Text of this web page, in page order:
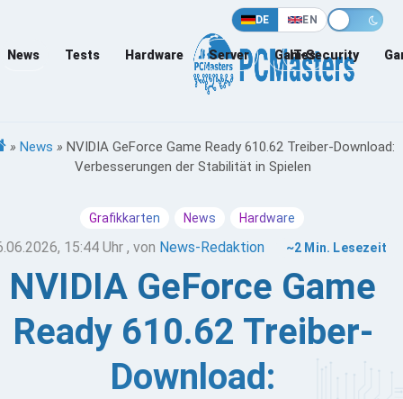
DE EN
News Tests Hardware Server Games
IT-Security
» News » NVIDIA GeForce Game Ready 610.62 Treiber-Download:
Verbesserungen der Stabilität in Spielen
Grafikkarten News Hardware
15:44 Uhr , von News-Redaktion ~2 Min. Lesezeit
NVIDIA GeForce Game
Ready 610.62 Treiber-
Download: